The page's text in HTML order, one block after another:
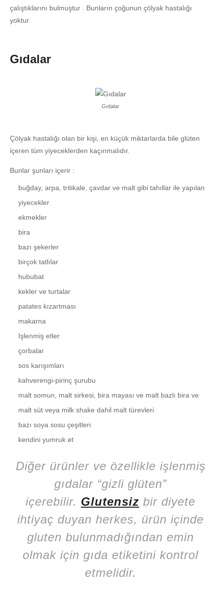
çalıştıklarını bulmuştur . Bunların çoğunun çölyak hastalığı
yoktur.
Gıdalar
Gıdalar
Çölyak hastalığı olan bir kişi, en küçük miktarlarda bile glüten
içeren tüm yiyeceklerden kaçınmalıdır.
Bunlar şunları içerir :
buğday, arpa, tritikale, çavdar ve malt gibi tahıllar ile yapılan
yiyecekler
ekmekler
bira
bazı şekerler
birçok tatlılar
hububat
kekler ve turtalar
patates kızartması
makarna
Işlenmiş etler
çorbalar
sos karışımları
kahverengi-pirinç şurubu
malt somun, malt sirkesi, bira mayası ve malt bazlı bira ve
malt süt veya milk shake dahil malt türevleri
bazı soya sosu çeşitleri
kendini yumruk et
Diğer ürünler ve özellikle işlenmiş
gıdalar “gizli glüten”
içerebilir. Glutensiz bir diyete
ihtiyaç duyan herkes, ürün içinde
gluten bulunmadığından emin
olmak için gıda etiketini kontrol
etmelidir.